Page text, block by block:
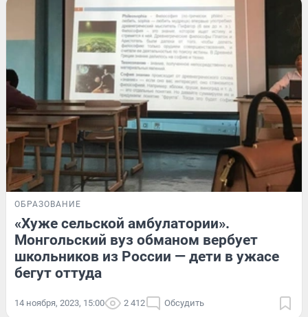
ОБРАЗОВАНИЕ
«Хуже сельской амбулатории».
Монгольский вуз обманом вербует
школьников из России — дети в ужасе
бегут оттуда
14 ноября, 2023, 15:00 2 412 Обсудить